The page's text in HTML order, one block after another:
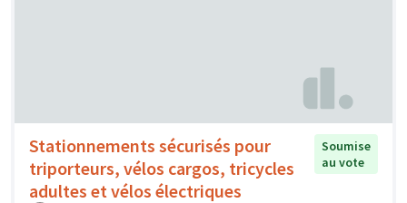
Stationnements sécurisés pour
triporteurs, vélos cargos, tricycles
adultes et vélos électriques
Soumise
au vote